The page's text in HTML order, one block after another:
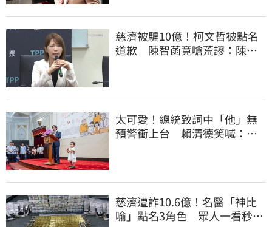
慈濟被騙10億！柯文哲被點名
道歉 陳智菡竟嗆荒謬：陳時
太可愛！總統致詞中「他」無
預警衝上台 賴清德笑喊：卸
慈濟遭詐10.6億！名醫「神比
喻」點名3角色 眾人一看秒懂